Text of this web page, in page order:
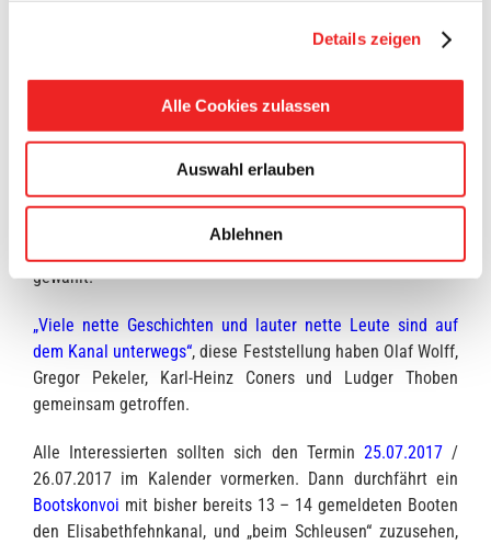
Details zeigen
Alle Cookies zulassen
Auswahl erlauben
Ablehnen
Schleusenwärter eine positive Bilanzder bisherigen
Bootssaison. „Viele holländische Kapitäne sind auf dem
Elisabethfehnkanal unterwegs, und haben dann meist noch
weiter entfernte Ziele“, laut Aussage Olaf Wolff. Ein Kapitän
hätte als Reiseziel Dänemark angegeben, aber hat den
gewählt.
„Viele nette Geschichten und lauter nette Leute sind auf
dem Kanal unterwegs“, diese Feststellung haben Olaf Wolff,
Gregor Pekeler, Karl-Heinz Coners und Ludger Thoben
gemeinsam getroffen.
Alle Interessierten sollten sich den Termin 25.07.2017/
26.07.2017 im Kalender vormerken. Dann durchfährt ein
Bootskonvoi mit bisher bereits 13 – 14 gemeldeten Booten
den Elisabethfehnkanal, und „beim Schleusen“ zuzusehen,